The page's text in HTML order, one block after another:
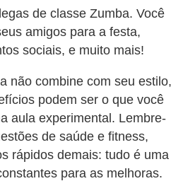
de classe Zumba. Você
amigos para a festa,
sociais, e muito mais!
não combine com seu estilo,
podem ser o que você
aula experimental. Lembre-
de saúde e fitness,
rápidos demais: tudo é uma
para as melhoras.